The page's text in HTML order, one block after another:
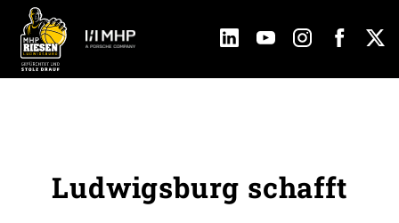
Ludwigsburg schafft